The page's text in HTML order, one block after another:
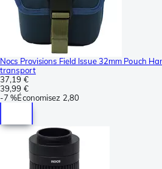
Nocs Provisions Field Issue 32mm Pouch
transport
37,19 €
39,99 €
-7 %Économisez 2,80